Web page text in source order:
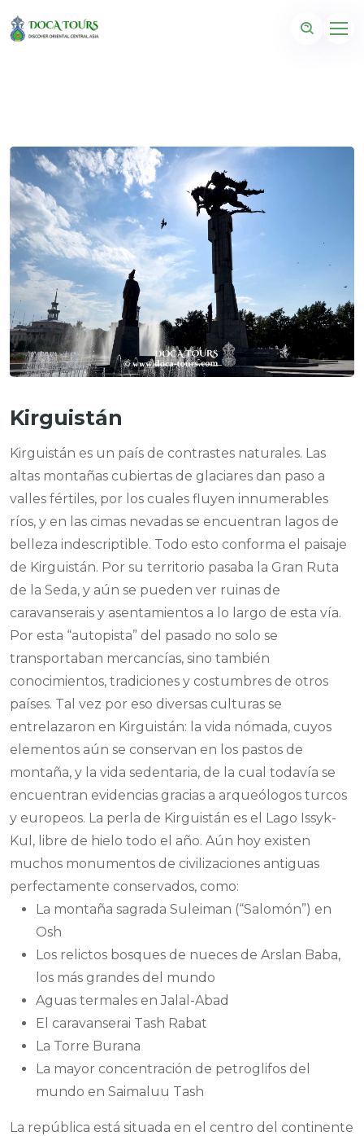
Kirguistán
Kirguistán es un país de contrastes naturales. Las
altas montañas cubiertas de glaciares dan paso a
valles fértiles, por los cuales fluyen innumerables
ríos, y en las cimas nevadas se encuentran lagos de
belleza indescriptible. Todo esto conforma el paisaje
de Kirguistán. Por su territorio pasaba la Gran Ruta
de la Seda, y aún se pueden ver ruinas de
caravanserais y asentamientos a lo largo de esta vía.
Por esta “autopista” del pasado no solo se
transportaban mercancías, sino también
conocimientos, tradiciones y costumbres de otros
países. Tal vez por eso diversas culturas se
entrelazaron en Kirguistán: la vida nómada, cuyos
elementos aún se conservan en los pastos de
montaña, y la vida sedentaria, de la cual todavía se
encuentran evidencias gracias a arqueólogos turcos
y europeos. La perla de Kirguistán es el Lago Issyk-
Kul, libre de hielo todo el año. Aún hoy existen
muchos monumentos de civilizaciones antiguas
perfectamente conservados, como:
La montaña sagrada Suleiman (“Salomón”) en
Osh
Los relictos bosques de nueces de Arslan Baba,
los más grandes del mundo
Aguas termales en Jalal-Abad
El caravanserai Tash Rabat
La Torre Burana
La mayor concentración de petroglifos del
mundo en Saimaluu Tash
La república está situada en el centro del continente